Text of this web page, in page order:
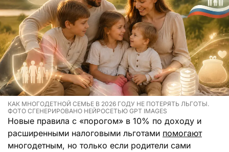
КАК МНОГОДЕТНОЙ СЕМЬЕ В 2026 ГОДУ НЕ ПОТЕРЯТЬ ЛЬГОТЫ.
ФОТО СГЕНЕРИРОВАНО НЕЙРОСЕТЬЮ GPT IMAGES
Новые правила с «порогом» в 10% по доходу и
расширенными налоговыми льготами помогают
многодетным, но только если родители сами